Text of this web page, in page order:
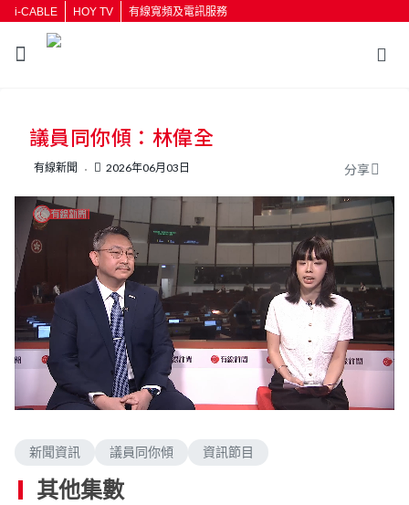
i-CABLE HOY TV 有線寬頻及電訊服務
按輸入鍵開始搜尋
議員同你傾：林偉全
有線新聞 2026年06月03日 分享
U
n
L
o
d
.
4
新聞資訊 議員同你傾 資訊節目
其他集數